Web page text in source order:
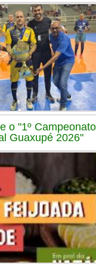
o "1º Campeonato
Guaxupé 2026"